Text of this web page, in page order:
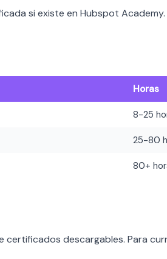
si existe en Hubspot Academy.
Horas
8-25
25-80
80+
certificados descargables. Para